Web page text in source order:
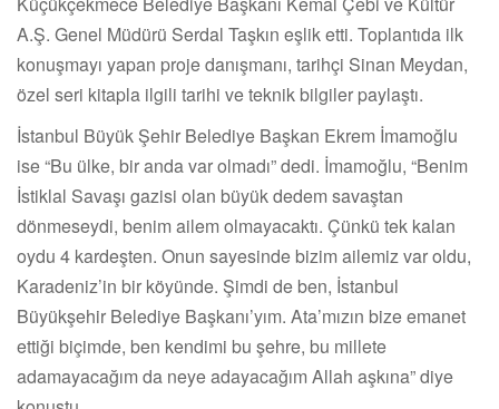
A.Ş. Genel Müdürü Serdal Taşkın eşlik etti. Toplantıda ilk
konuşmayı yapan proje danışmanı, tarihçi Sinan Meydan,
özel seri kitapla ilgili tarihi ve teknik bilgiler paylaştı.
İstanbul Büyük Şehir Belediye Başkan Ekrem İmamoğlu
ise “Bu ülke, bir anda var olmadı” dedi. İmamoğlu, “Benim
İstiklal Savaşı gazisi olan büyük dedem savaştan
dönmeseydi, benim ailem olmayacaktı. Çünkü tek kalan
oydu 4 kardeşten. Onun sayesinde bizim ailemiz var oldu,
Karadeniz’in bir köyünde. Şimdi de ben, İstanbul
Büyükşehir Belediye Başkanı’yım. Ata’mızın bize emanet
ettiği biçimde, ben kendimi bu şehre, bu millete
adamayacağım da neye adayacağım Allah aşkına” diye